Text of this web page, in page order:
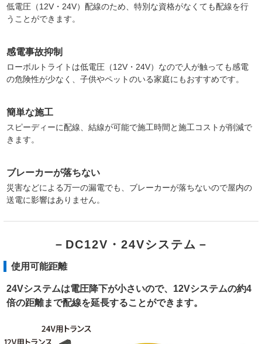
低電圧（12V・24V）配線のため、特別な資格がなくても配線を行
うことができます。
感電事故抑制
ローボルトライトは低電圧（12V・24V）なので人が触っても感電
の危険性が少なく、子供やペットのいる家庭にもおすすめです。
簡単な施工
スピーディーに配線、結線が可能で施工時間と施工コストが削減で
きます。
ブレーカーが落ちない
災害などによる万一の漏電でも、ブレーカーが落ちないので屋内の
送電に影響はありません。
－DC12V・24Vシステム－
使用可能距離
24Vシステムは電圧降下が小さいので、12Vシステムの約4
倍の距離まで配線を延長することができます。